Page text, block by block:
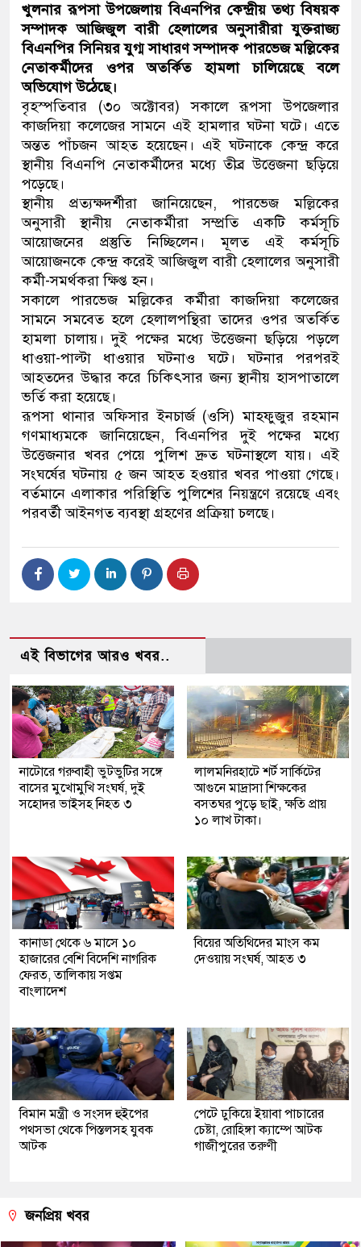
খুলনার রূপসা উপজেলায় বিএনপির কেন্দ্রীয় তথ্য বিষয়ক
সম্পাদক আজিজুল বারী হেলালের অনুসারীরা যুক্তরাজ্য
বিএনপির সিনিয়র যুগ্ম সাধারণ সম্পাদক পারভেজ মল্লিকের
নেতাকর্মীদের ওপর অতর্কিত হামলা চালিয়েছে বলে
অভিযোগ উঠেছে।
বৃহস্পতিবার (৩০ অক্টোবর) সকালে রূপসা উপজেলার
কাজদিয়া কলেজের সামনে এই হামলার ঘটনা ঘটে। এতে
অন্তত পাঁচজন আহত হয়েছেন। এই ঘটনাকে কেন্দ্র করে
স্থানীয় বিএনপি নেতাকর্মীদের মধ্যে তীব্র উত্তেজনা ছড়িয়ে
পড়েছে।
স্থানীয় প্রত্যক্ষদর্শীরা জানিয়েছেন, পারভেজ মল্লিকের
অনুসারী স্থানীয় নেতাকর্মীরা সম্প্রতি একটি কর্মসূচি
আয়োজনের প্রস্তুতি নিচ্ছিলেন। মূলত এই কর্মসূচি
আয়োজনকে কেন্দ্র করেই আজিজুল বারী হেলালের অনুসারী
কর্মী-সমর্থকরা ক্ষিপ্ত হন।
সকালে পারভেজ মল্লিকের কর্মীরা কাজদিয়া কলেজের
সামনে সমবেত হলে হেলালপন্থিরা তাদের ওপর অতর্কিত
হামলা চালায়। দুই পক্ষের মধ্যে উত্তেজনা ছড়িয়ে পড়লে
ধাওয়া-পাল্টা ধাওয়ার ঘটনাও ঘটে। ঘটনার পরপরই
আহতদের উদ্ধার করে চিকিৎসার জন্য স্থানীয় হাসপাতালে
ভর্তি করা হয়েছে।
রূপসা থানার অফিসার ইনচার্জ (ওসি) মাহফুজুর রহমান
গণমাধ্যমকে জানিয়েছেন, বিএনপির দুই পক্ষের মধ্যে
উত্তেজনার খবর পেয়ে পুলিশ দ্রুত ঘটনাস্থলে যায়। এই
সংঘর্ষের ঘটনায় ৫ জন আহত হওয়ার খবর পাওয়া গেছে।
বর্তমানে এলাকার পরিস্থিতি পুলিশের নিয়ন্ত্রণে রয়েছে এবং
পরবর্তী আইনগত ব্যবস্থা গ্রহণের প্রক্রিয়া চলছে।
এই বিভাগের আরও খবর..
নাটোরে গরুবাহী ভুটভুটির সঙ্গে
বাসের মুখোমুখি সংঘর্ষ, দুই
সহোদর ভাইসহ নিহত ৩
লালমনিরহাটে শর্ট সার্কিটের
আগুনে মাদ্রাসা শিক্ষকের
বসতঘর পুড়ে ছাই, ক্ষতি প্রায়
১০ লাখ টাকা।
কানাডা থেকে ৬ মাসে ১০
হাজারের বেশি বিদেশি নাগরিক
ফেরত, তালিকায় সপ্তম
বাংলাদেশ
বিয়ের অতিথিদের মাংস কম
দেওয়ায় সংঘর্ষ, আহত ৩
বিমান মন্ত্রী ও সংসদ হুইপের
পথসভা থেকে পিস্তলসহ যুবক
আটক
পেটে ঢুকিয়ে ইয়াবা পাচারের
চেষ্টা, রোহিঙ্গা ক্যাম্পে আটক
গাজীপুরের তরুণী
জনপ্রিয় খবর